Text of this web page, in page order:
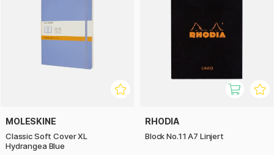
MOLESKINE
Classic Soft Cover XL
Hydrangea Blue
RHODIA
Block No.11 A7 Linjert